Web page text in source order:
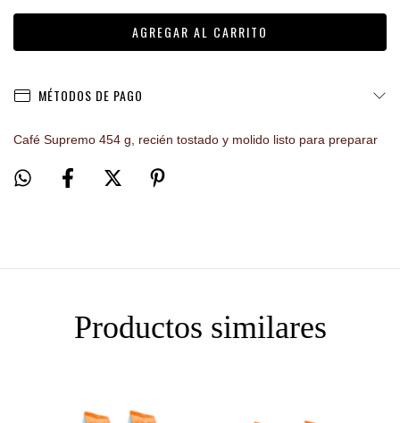
MÉTODOS DE PAGO
Café Supremo 454 g, recién tostado y molido listo para preparar
Productos similares